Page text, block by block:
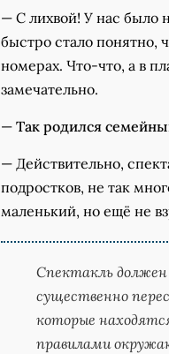
— С лихвой! У нас было
быстро стало понятно,
номерах. Что-что, а в
замечательно.
— Так родился
— Действительно,
подростков, не так
маленький, но ещё не
Спектакль
существенно
которые
правилами